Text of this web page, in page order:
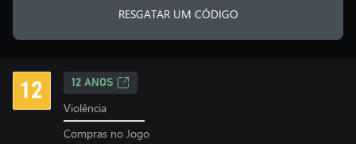
RESGATAR UM CÓDIGO
12 ANOS
Violência
Compras no Jogo